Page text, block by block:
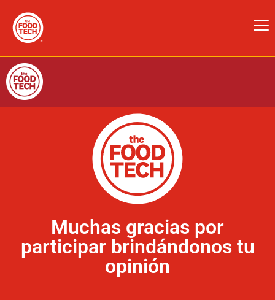
Muchas gracias por
participar brindándonos tu
opinión